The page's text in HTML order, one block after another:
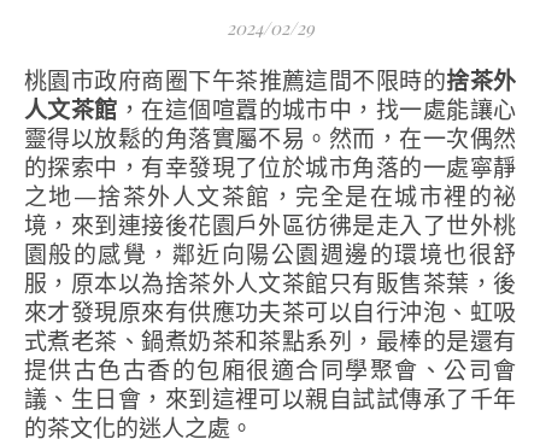
2024/02/29
桃園市政府商圈下午茶推薦這間不限時的捨茶外
人文茶館 ，在這個喧囂的城市中，找一處能讓心
靈得以放鬆的角落實屬不易。然而，在一次偶然
的探索中，有幸發現了位於城市角落的一處寧靜
之地—捨茶外人文茶館，完全是在城市裡的祕
境，來到連接後花園戶外區彷彿是走入了世外桃
園般的感覺，鄰近向陽公園週邊的環境也很舒
服，原本以為捨茶外人文茶館只有販售茶葉，後
來才發現原來有供應功夫茶可以自行沖泡、虹吸
式煮老茶、鍋煮奶茶和茶點系列，最棒的是還有
提供古色古香的包廂很適合同學聚會、公司會
議、生日會，來到這裡可以親自試試傳承了千年
的茶文化的迷人之處。